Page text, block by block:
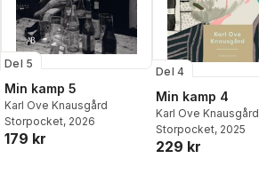
Del 5
Min kamp 5
Karl Ove Knausgård
Storpocket, 2026
179 kr
Del 4
Min kamp 4
Karl Ove Knausgård
Storpocket, 2025
229 kr